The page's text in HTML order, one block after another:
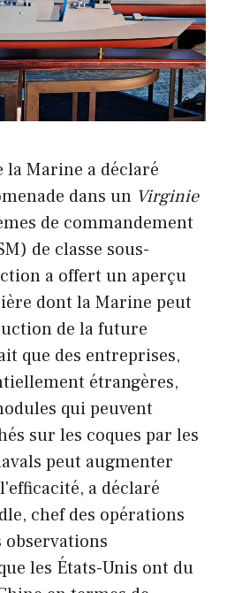
Marine a déclaré
dans un Virginie
de commandement
de classe sous-
a offert un aperçu
dont la Marine peut
de la future
que des entreprises,
étrangères,
qui peuvent
sur les coques par les
peut augmenter
a déclaré
chef des opérations
observations
les États-Unis ont du